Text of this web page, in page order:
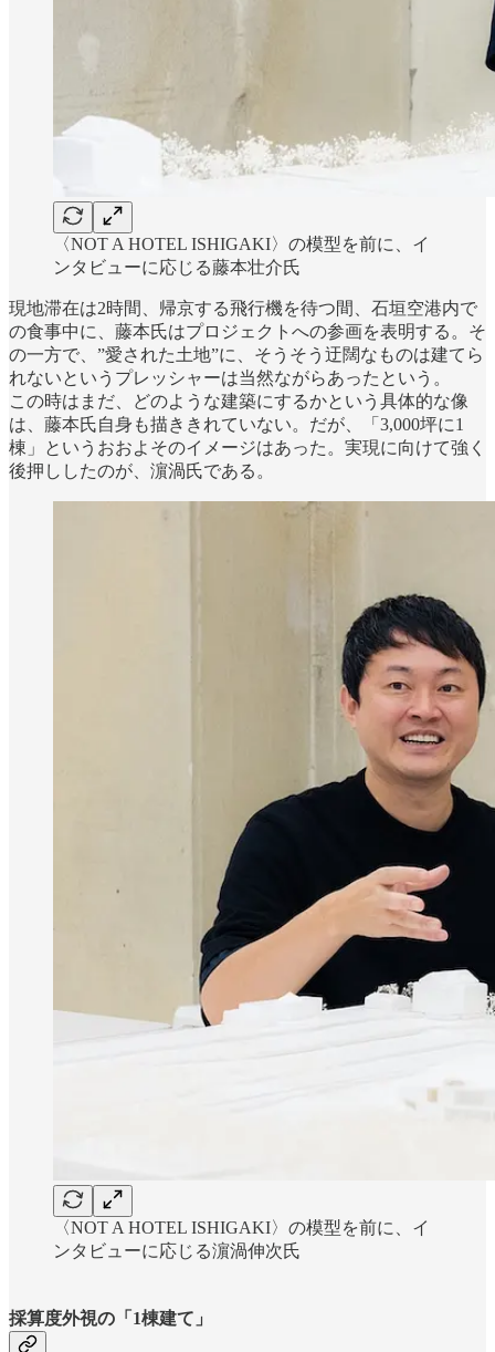
〈NOT A HOTEL ISHIGAKI〉の模型を前に、イ
ンタビューに応じる藤本壮介氏
現地滞在は2時間、帰京する飛行機を待つ間、石垣空港内で
の食事中に、藤本氏はプロジェクトへの参画を表明する。そ
の一方で、”愛された土地”に、そうそう迂闊なものは建てら
れないというプレッシャーは当然ながらあったという。
この時はまだ、どのような建築にするかという具体的な像
は、藤本氏自身も描ききれていない。だが、「3,000坪に1
棟」というおおよそのイメージはあった。実現に向けて強く
後押ししたのが、濵渦氏である。
〈NOT A HOTEL ISHIGAKI〉の模型を前に、イ
ンタビューに応じる濵渦伸次氏
採算度外視の「1棟建て」